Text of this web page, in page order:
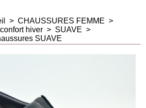
> CHAUSSURES FEMME >
hiver > SUAVE >
SUAVE